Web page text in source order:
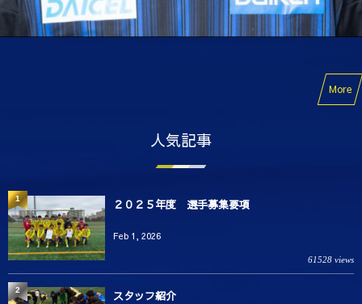
More
人気記事
２０２５年度 選手募集要項
Feb 1, 2026
61528 views
1
スタッフ紹介
2